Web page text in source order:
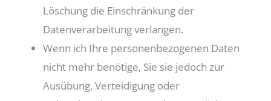
Löschung die Einschränkung der
Datenverarbeitung verlangen.
Wenn ich Ihre personenbezogenen Daten
nicht mehr benötige, Sie sie jedoch zur
Ausübung, Verteidigung oder